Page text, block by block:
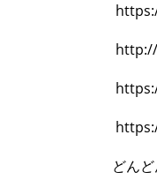
どん